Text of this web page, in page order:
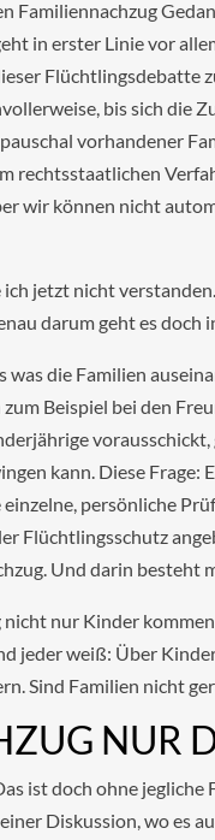
Familiennachzug
in erster Linie vor
Flüchtlingsdebatte
bis sich die
vorhandener
rechtsstaatlichen
wir können nicht
ich jetzt nicht
darum geht es doch
was die Familien
Beispiel bei den
kann. Diese Frage:
persönliche
Flüchtlingsschutz
Und darin besteht
nur Kinder
jeder weiß: Über
Sind Familien nicht
NUR
ist doch ohne jegliche
Diskussion, wo es